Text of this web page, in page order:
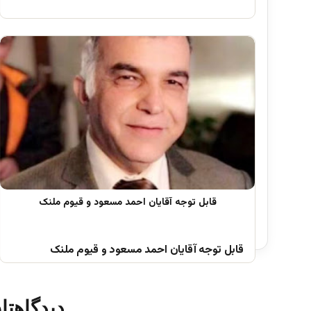
قابل توجه آقایان احمد مسعود و قیوم ملنک